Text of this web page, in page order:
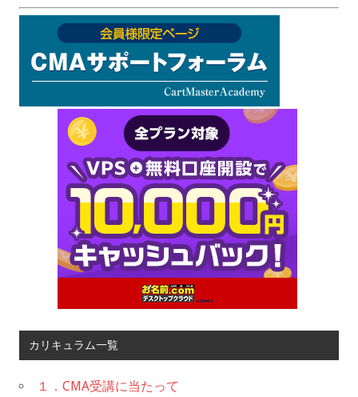
カリキュラム一覧
１．CMA受講に当たって